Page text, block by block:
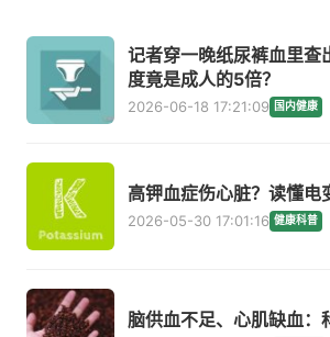
记者穿一晚纸尿裤血里查
度竟是成人的5倍？
2026-06-18 17:21:09 国内健康
高钾血症伤心脏？读懂电
2026-05-30 17:01:16 健康科普
脑供血不足、心肌缺血：